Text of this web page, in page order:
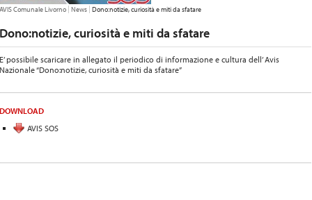
TU SEI QUI:
AVIS Comunale Livorno News Dono:notizie, curiosità e miti da sfatare
Dono:notizie, curiosità e miti da sfatare
E’ possibile scaricare in allegato il periodico di informazione e cultura dell’ Avis
Nazionale “Dono:notizie, curiosità e miti da sfatare”
DOWNLOAD
AVIS SOS